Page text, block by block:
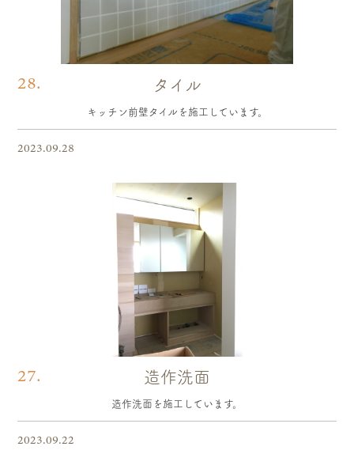
28. タイル
キッチン前壁タイルを施工しています。
2023.09.28
27. 造作洗面
造作洗面を施工しています。
2023.09.22